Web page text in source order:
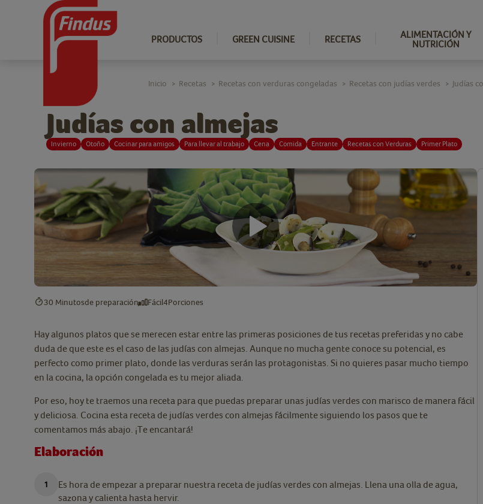
PRODUCTOS GREEN CUISINE RECETAS
ALIMENTACIÓN Y
NUTRICIÓN
Judías con almejas
Invierno Otoño Cocinar para amigos Para llevar al trabajo Cena Comida Entrante Recetas con Verduras Primer Plato
Inicio > Recetas > Recetas con verduras congeladas > Recetas con judías verdes > Judías
30 Minutosde preparación Fácil4Porciones
Hay algunos platos que se merecen estar entre las primeras posiciones de tus recetas preferidas y no cabe
duda de que este es el caso de las judías con almejas. Aunque no mucha gente conoce su potencial, es
perfecto como primer plato, donde las verduras serán las protagonistas. Si no quieres pasar mucho tiempo
en la cocina, la opción congelada es tu mejor aliada.
Por eso, hoy te traemos una receta para que puedas preparar unas judías verdes con marisco de manera fácil
y deliciosa. Cocina esta receta de judías verdes con almejas fácilmente siguiendo los pasos que te
comentamos más abajo. ¡Te encantará!
Elaboración
Es hora de empezar a preparar nuestra receta de judías verdes con almejas. Llena una olla de agua,
sazona y calienta hasta hervir.